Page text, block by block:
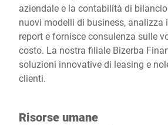
aziendale e la contabilità di
nuovi modelli di business, analizza
report e fornisce consulenza sulle
costo. La nostra filiale Bizerba
soluzioni innovative di leasing e
clienti.
Risorse umane